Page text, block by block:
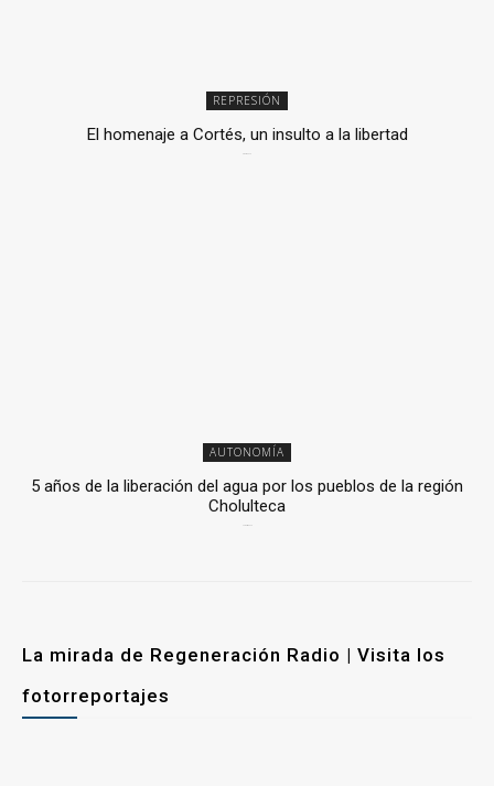
REPRESIÓN
El homenaje a Cortés, un insulto a la libertad
AUTONOMÍA
5 años de la liberación del agua por los pueblos de la región
Cholulteca
La mirada de Regeneración Radio | Visita los
fotorreportajes